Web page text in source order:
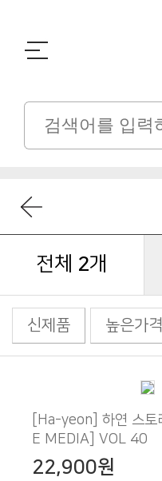
전체 2개
신제품 높은가격
E MEDIA] VOL 40
22,900원